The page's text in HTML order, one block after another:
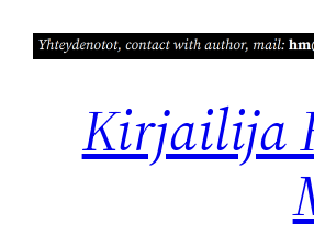
sisältöön
Kirjailija